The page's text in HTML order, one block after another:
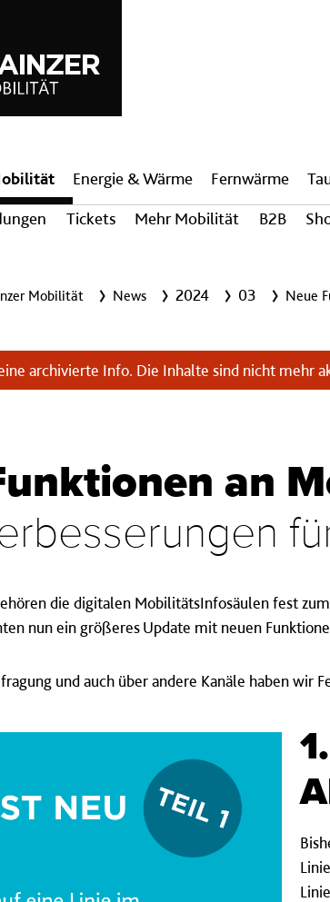
Tickets Mehr Mobilität B2B
Energie & Wärme Fern­wärme
Mobilität News 2024 03 Neue
archivierte Info. Die Inhalte sind nicht mehr
an
die digitalen MobilitätsInfosäulen fest
nun ein größeres Update mit neuen
und auch über andere Kanäle haben wir